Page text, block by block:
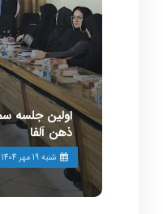
اولین جلسه
ذهن آلفا
شنبه 19 مهر 1404 - 07:56 (10 ماه قبل)